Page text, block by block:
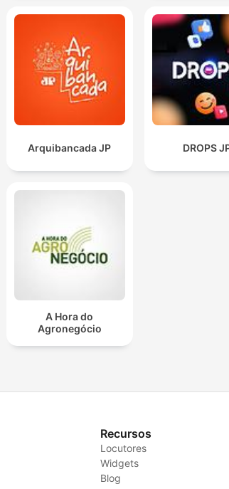
Arquibancada JP DROPS
A Hora do
Agronegócio
Recursos
Locutores
Widgets
Blog